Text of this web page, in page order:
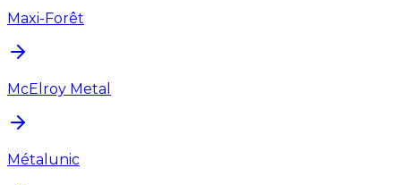
Maxi-Forêt
McElroy Metal
Métalunic